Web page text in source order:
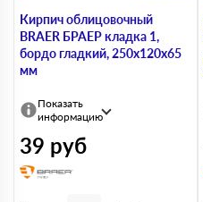
Кирпич облицовочный
BRAER БРАЕР кладка 1,
бордо гладкий, 250х120х65
мм
Показать
информацию
39 руб